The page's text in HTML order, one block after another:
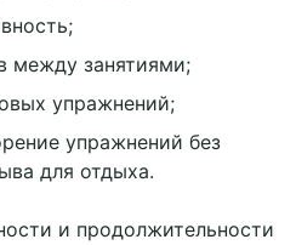
между занятиями;
упражнений;
упражнений без
для отдыха.
и продолжительности